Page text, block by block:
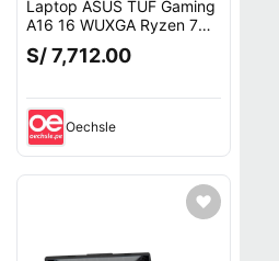
Laptop ASUS TUF Gaming
A16 16 WUXGA Ryzen 7
260 16GB RAM 512GB SSD
RTX 5060 W11 FA608UM-
S/ 7,712.00
Oechsle